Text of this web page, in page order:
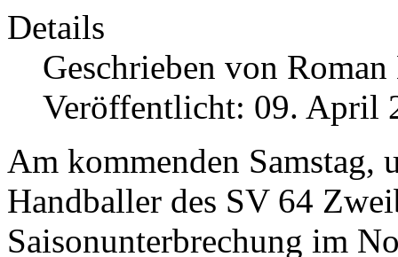
Details
Geschrieben von
Veröffentlicht: 09. April
Am kommenden Samstag,
Handballer des SV 64
Saisonunterbrechung im